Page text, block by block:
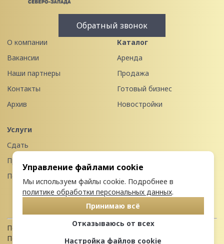
Обратный звонок
О компании
Вакансии
Наши партнеры
Контакты
Архив
Каталог
Аренда
Продажа
Готовый бизнес
Новостройки
Услуги
Сдать
Продать
Передать в управление
Политика конфиденциальности
Пользовательское соглашение
Управление файлами cookie
Мы используем файлы cookie. Подробнее в
политике обработки персональных данных.
Принимаю всё
Отказываюсь от всех
Настройка файлов cookie